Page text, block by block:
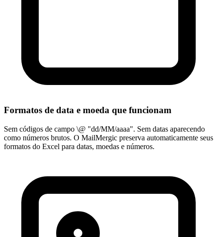
Formatos de data e moeda que funcionam
Sem códigos de campo \@ "dd/MM/aaaa". Sem datas aparecendo
como números brutos. O MailMergic preserva automaticamente seus
formatos do Excel para datas, moedas e números.